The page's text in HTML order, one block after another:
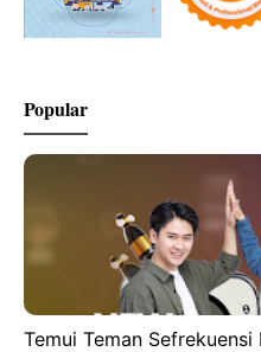
Popular
Temui Teman